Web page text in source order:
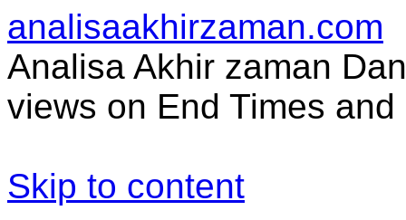
analisaakhirzaman.com
Analisa Akhir zaman
views on End Times
Skip to content